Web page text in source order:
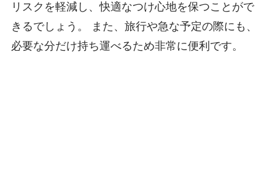
リスクを軽減し、快適なつけ心地を保つことがで
きるでしょう。 また、旅行や急な予定の際にも、
必要な分だけ持ち運べるため非常に便利です。